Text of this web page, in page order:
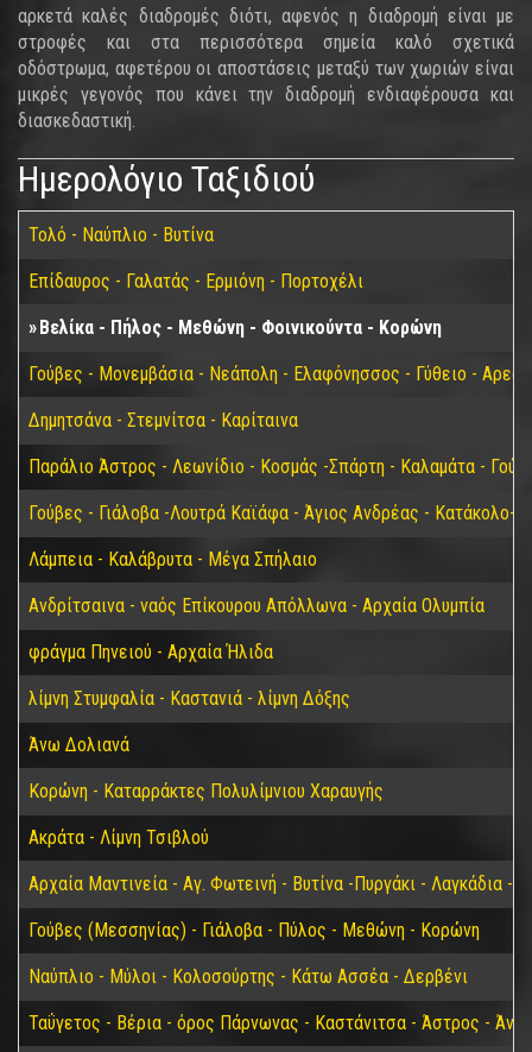
αρκετά καλές διαδρομές διότι, αφενός η διαδρομή είναι με
στροφές και στα περισσότερα σημεία καλό σχετικά
οδόστρωμα, αφετέρου οι αποστάσεις μεταξύ των χωριών είναι
μικρές γεγονός που κάνει την διαδρομή ενδιαφέρουσα και
διασκεδαστική.
Ημερολόγιο Ταξιδιού
Τολό - Ναύπλιο - Βυτίνα
Επίδαυρος - Γαλατάς - Ερμιόνη - Πορτοχέλι
Βελίκα - Πήλος - Μεθώνη - Φοινικούντα - Κορώνη
Γούβες - Μονεμβάσια - Νεάπολη - Ελαφόνησσος - Γύθειο -
Δημητσάνα - Στεμνίτσα - Καρίταινα
Παράλιο Άστρος - Λεωνίδιο - Κοσμάς -Σπάρτη - Καλαμάτα -
Γούβες - Γιάλοβα -Λουτρά Καϊάφα - Άγιος Ανδρέας - Κατάκολο-
Λάμπεια - Καλάβρυτα - Μέγα Σπήλαιο
Ανδρίτσαινα - ναός Επίκουρου Απόλλωνα - Αρχαία Ολυμπία
φράγμα Πηνειού - Αρχαία Ήλιδα
λίμνη Στυμφαλία - Καστανιά - λίμνη Δόξης
Άνω Δολιανά
Κορώνη - Καταρράκτες Πολυλίμνιου Χαραυγής
Ακράτα - Λίμνη Τσιβλού
Αρχαία Μαντινεία - Αγ. Φωτεινή - Βυτίνα -Πυργάκι - Λαγκάδια -
Γούβες (Μεσσηνίας) - Γιάλοβα - Πύλος - Μεθώνη - Κορώνη
Ναύπλιο - Μύλοι - Κολοσούρτης - Κάτω Ασσέα - Δερβένι
Ταΰγετος - Βέρια - όρος Πάρνωνας - Καστάνιτσα - Άστρος - Άνω